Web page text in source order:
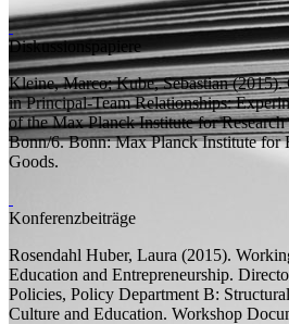
Diskussionspapiere
Kleine, Marco;Kube, Sebastian(2015).
in Principal-Team Relationships:
of the Max Planck Institute for
Bonn/6. Bonn: Max Planck Institute for
Goods.
Konferenzbeiträge
Rosendahl Huber, Laura (2015).
Education and Entrepreneurship.
Policies, Policy Department B:
Culture and Education. Workshop